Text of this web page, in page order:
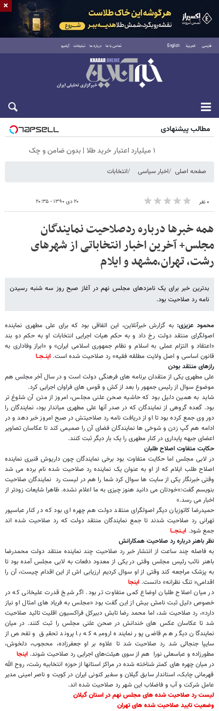
فارسی العربية English تماس با ما درباره ما تبلیغات آرشیو
جمعه ۱۶ مرداد ۱۴۰۵
مطالب پیشنهادی
۱ میلیارد اعتبار خرید طلا | بدون ضامن و چک
صفحه اصلی اخبار سیاسی انتخابات
۰ نفر ۲۰ دی ۱۳۹۰ - ۲۰:۳۵
همه خبرها درباره ردصلاحیت نمایندگان
مجلس+ آخرین اخبار انتخاباتی از شهرهای
رشت، تهران،مشهد و ایلام
بدترین خبر برای یک نامزدهای مجلس نهم در آغاز صبح روز سه شنبه رسیدن
نامه رد صلاحیت بود.
محمود عزیزی: به گزارش خبرآنلاین، این اتفاقی بود که برای علی مطهری نماینده
اصولگرای منتقد دولت رخ داد و به حکم هیات اجرایی انتخابات او به حکم دو بند
«اعتقاد و التزام عملی به اسلام و نظام جمهوری اسلامی ایران» و «ابراز وفاداری به
قانون اساسی و اصل ولایت مطلقه فقیه» رد صلاحیت شده است. اینــجــا
رازهای منتقد بودن
علی مطهری یکی از متقدان برنامه های فرهنگی دولت است و در سال آخر مجلس هم
موضوع سوال از رئیس جمهور را بعد از کش و قوس های فراوان اجرایی کرد.
شاید به همین دلیل بود که حاشیه صحن علنی مجلس، امروز از متن آن شلوغ تر
بود. گعده گروهی از نمایندگان که در صدر آنها علی مطهری میاندار بود، نمایندگان را
دور وی جمع کرده بود تا او از دریافت نامه رد صلاحیتش در صبح امروز خبر دهد و در
ادامه هم گپ زدن و شوخی ها نمایندگان فضای آن را صمیمی کند تا عکاسان تصاویر
اعضای جبهه پایداری در کنار مطهری را یک بار دیگر ثبت کنند.
حکایت متفاوت اصلاح طلبان
در لابی مجلس اما حکایت متفاوت بود برخی نمایندگان چون داریوش قنبری نماینده
اصلاح طلب ایلام که از او به عنوان یک نماینده رد صلاحیت شده نام برده می شد
وقتی خبرنگار یکی از سایت ها سوال کرد شما را هم در لیست رد نمایندگان صلاحیت
بنویسم گفت:«خودتان می دانید هنوز چیزی به ما اعلام نشده. ظاهرا شایعات زودتر از
اخبار می رسد.»
حمیدرضا کاتوزیان دیگر اصولگرای منتقد دولت هم چهره ای بود که در کنار عباسپور
تهرانی رد صلاحیت شدند تا جمع نمایندگان منتقد دولت که رد صلاحیت شده اند
جمع شود. ایــنجـــا
نظر باهنر درباره رد صلاحیت همکارانش
به فاصله چند ساعت از انتشار خبر رد صلاحیت چند نماینده منتقد دولت محمدرضا
باهنر نائب رئیس مجلس وقتی در یکی از معدود دفعات به لابی مجلس آمده بود تا
به پزشک مراجعه کند وقتی از او سوال کردیم ارزیابی اش از این اقدام چیست، آن را
اقدامی« تنگ نظرانه» دانست. اینجا
در میان اصلاح طلبان اوضاع کمی متفاوت تر بود. اگر شیخ قدرت علیخانی که در
خصوص دلیل ثبت نامش بیش از این گفت بود «مجلس به فریاد های امثال او نیاز
دارد»، رد صلاحیت شد، اما محمد رضا تابش دبیرکل فراکسیون اقلیت تائید صلاحیت
شد تا عکاسان عکس های خندانش در صحن علنی مجلس را ثبت کنند. در میان
نمایندگان دیگر هم قاضی پور نماینده ارومیه که با پروند تحقیق و تفحص از
سایپا جنجالی شد رد صلاحیت شد تا علاوه بر او جعفرزاده، محجوب، دلخوش،
مطورزاده و عباسعلی نورا‌ هم از سوی هیئت‌های اجرایی رد صلاحیت شوند. اینجا
در میان چهره های کمتر شناخته شده در مراکز استانها از حوزه انتخابیه رشت، روح الله
قهرمانی چابک، استاندار سابق گیلان و سفیر کنونی ایران در کویت و ناصر امینی مدیر
عامل شرکت و آب و فاضلاب این شهر رد صلاحیت شده اند.
لیست رد صلاحیت شده های مجلس نهم در استان گیلان
وضعیت تایید صلاحیت شده های تهران
×